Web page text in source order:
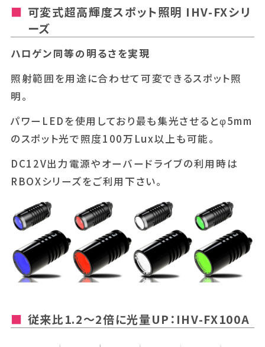
可変式超高輝度スポット照明 IHV-FXシリ
ーズ
ハロゲン同等の明るさを実現
照射範囲を用途に合わせて可変できるスポット照
明。
パワーLEDを使用しており最も集光させるとφ5mm
のスポット光で照度100万Lux以上も可能。
DC12V出力電源やオーバードライブの利用時は
RBOXシリーズをご利用下さい。
従来比1.2～2倍に光量UP：IHV-FX100A